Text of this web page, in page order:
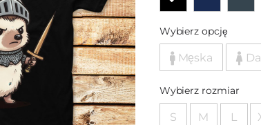
Wybierz opcję
Męska
Wybierz rozmiar
S M L